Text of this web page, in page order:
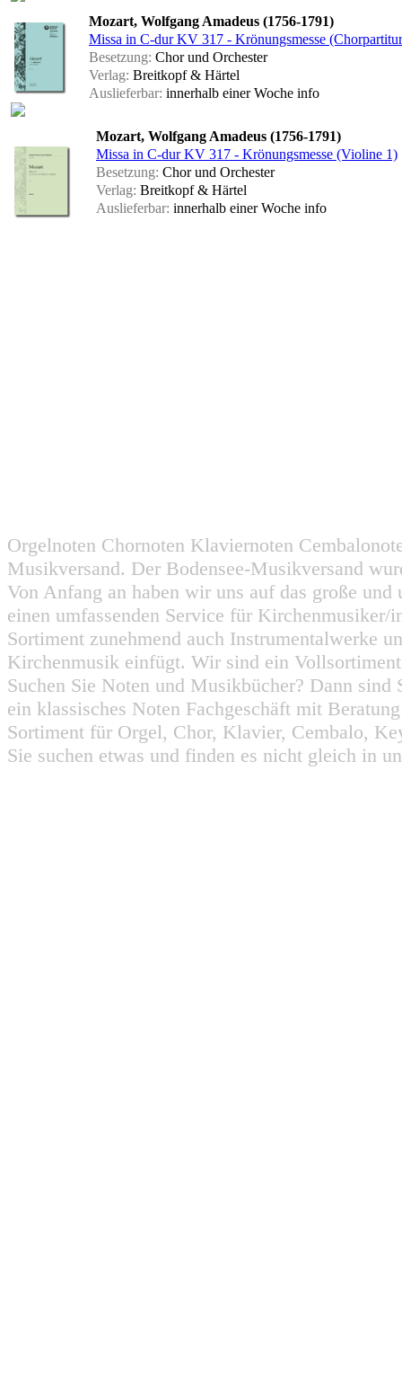
Mozart, Wolfgang Amadeus (1756-1791)
Missa in C-dur KV 317 - Krönungsmesse
Besetzung: Chor und Orchester
Verlag: Breitkopf & Härtel
Auslieferbar: innerhalb einer Woche info
Mozart, Wolfgang Amadeus (1756-1791)
Missa in C-dur KV 317 - Krönungsmesse (Violine 1)
Besetzung: Chor und Orchester
Verlag: Breitkopf & Härtel
Auslieferbar: innerhalb einer Woche info
Orgelnoten Chornoten Klaviernoten
Musikversand. Der Bodensee-Musikversand
Von Anfang an haben wir uns auf das große
einen umfassenden Service für
Sortiment zunehmend auch Instrumentalwerke
Kirchenmusik einfügt. Wir sind ein
Suchen Sie Noten und Musikbücher? Dann
ein klassisches Noten Fachgeschäft mit
Sortiment für Orgel, Chor, Klavier, Cembalo,
Sie suchen etwas und finden es nicht gleich in